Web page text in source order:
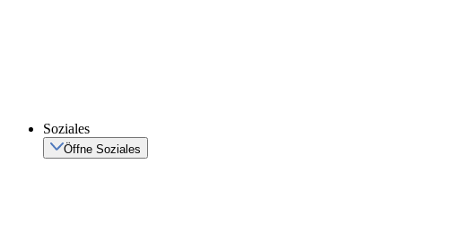
Soziales
Öffne Soziales